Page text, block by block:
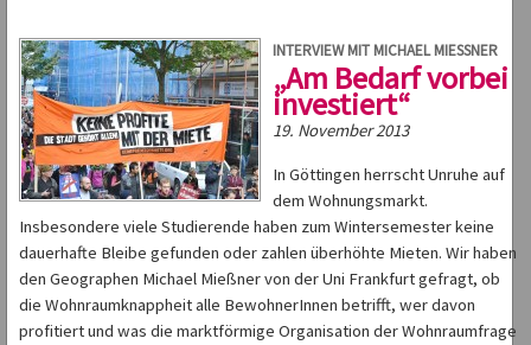
INTERVIEW MIT MICHAEL MIESSNER
„Am Bedarf vorbei
investiert“
19. November 2013
In Göttingen herrscht Unruhe auf
dem Wohnungsmarkt.
Insbesondere viele Studierende haben zum Wintersemester keine
dauerhafte Bleibe gefunden oder zahlen überhöhte Mieten. Wir haben
den Geographen Michael Mießner von der Uni Frankfurt gefragt, ob
die Wohnraumknappheit alle BewohnerInnen betrifft, wer davon
profitiert und was die marktförmige Organisation der Wohnraumfrage